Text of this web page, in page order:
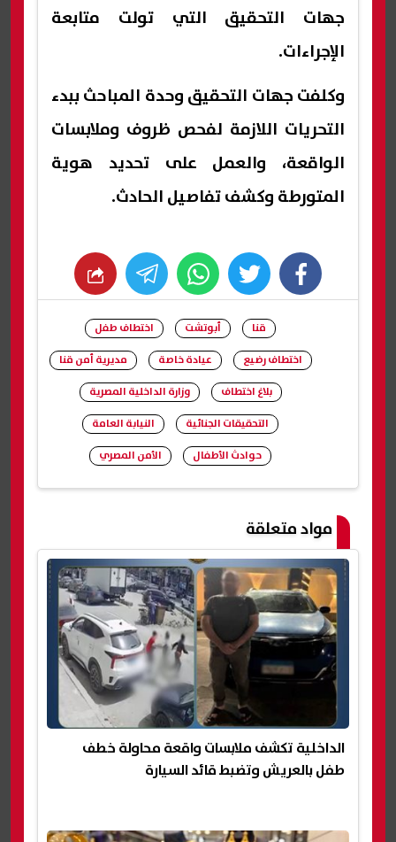
جهات التحقيق التي تولت متابعة
الإجراءات.
وكلفت جهات التحقيق وحدة المباحث ببدء
التحريات اللازمة لفحص ظروف وملابسات
الواقعة، والعمل على تحديد هوية
المتورطة وكشف تفاصيل الحادث.
facebook
twitter
whats
قنا أبوتشت
اختطاف طفل
اختطاف رضيع
عيادة خاصة
مديرية أمن قنا
بلاغ اختطاف
وزارة الداخلية المصرية
التحقيقات الجنائية
النيابة العامة
حوادث الأطفال
الأمن المصري
مواد متعلقة
الداخلية تكشف ملابسات واقعة محاولة خطف
طفل بالعريش وتضبط قائد السيارة